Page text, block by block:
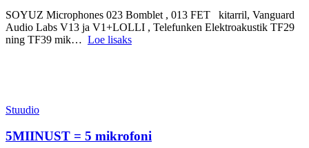
SOYUZ Microphones 023 Bomblet , 013 FET kitarril, Vanguard
Audio Labs V13 ja V1+LOLLI , Telefunken Elektroakustik TF29
ning TF39 mik… Loe lisaks
Stuudio
5MIINUST = 5 mikrofoni